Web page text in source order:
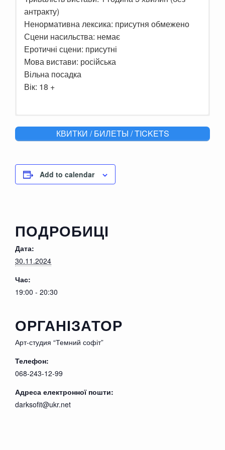
антракту)
Ненормативна лексика: присутня обмежено
Сцени насильства: немає
Еротичні сцени: присутні
Мова вистави: російська
Вільна посадка
Вік: 18 +
Иногда бывает так одиноко, что от
отчаяния женщина готова выйти замуж за
И вдруг оказывается, что этот «первый
встречный» не такой уж и плохой вариант.
взгляда.
Однако он совсем не спешит жениться.
Героиня решает ускорить это прекрасное
событие.
КВИТКИ / БИЛЕТЫ / TICKETS
Add to calendar
ПОДРОБИЦІ
Дата:
30.11.2024
Час:
19:00 - 20:30
ОРГАНІЗАТОР
Арт-студия “Темний софіт”
Телефон:
068-243-12-99
Адреса електронної пошти:
darksofit@ukr.net